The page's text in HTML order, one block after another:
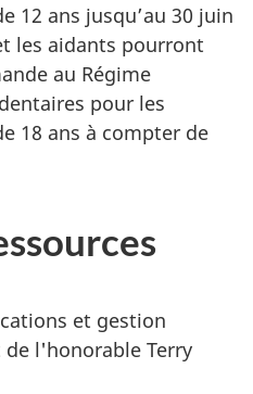
12 ans jusqu’au 30 juin
les aidants pourront
au Régime
pour les
18 ans à compter de
et gestion
l'honorable Terry